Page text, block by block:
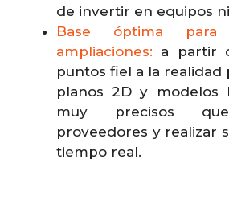
de invertir en equipos
Base óptima
ampliaciones: a partir
puntos fiel a la realidad
planos 2D y modelos
muy precisos
proveedores y realizar
tiempo real.